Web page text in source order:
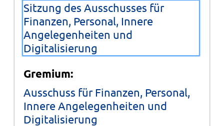
Sitzung des Ausschusses für
Finanzen, Personal, Innere
Angelegenheiten und
Digitalisierung
Gremium:
Ausschuss für Finanzen, Personal,
Innere Angelegenheiten und
Digitalisierung